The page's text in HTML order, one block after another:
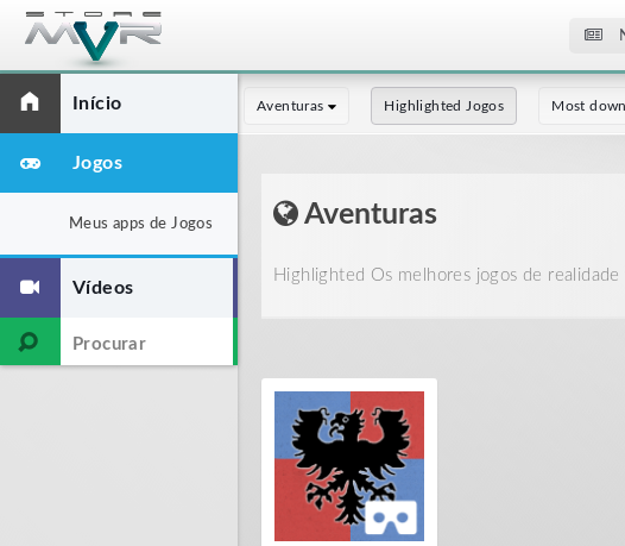
Início
Jogos
Meus apps de Jogos
Vídeos
Aventuras Highlighted Jogos Most
Aventuras
Highlighted Os melhores jogos de